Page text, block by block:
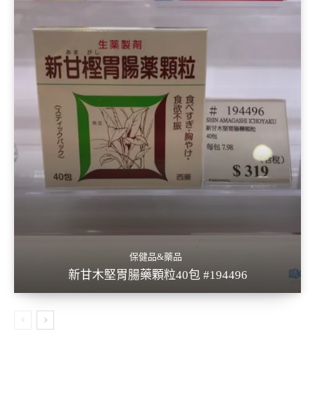
保健品&藥品
新甘木堅胃腸藥顆粒40包 #194496